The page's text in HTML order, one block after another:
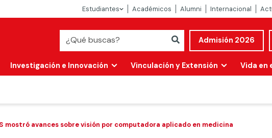
Estudiantes Académicos Alumni Internacional
Admisión 2026
Investigación e Innovación Vinculación y Extensión Vida en
mostró avances sobre visión por computadora aplicado en medicina